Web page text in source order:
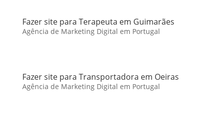
Fazer site para Terapeuta em Guimarães
Agência de Marketing Digital em Portugal
Fazer site para Transportadora em Oeiras
Agência de Marketing Digital em Portugal